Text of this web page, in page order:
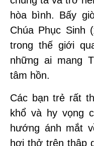
hòa bình. Bấy
Chúa Phục Sinh
trong thế giới
những ai mang
tâm hồn.
Các bạn trẻ rất
khổ và hy vọng
hướng ánh mắt
hơi thở trên thập